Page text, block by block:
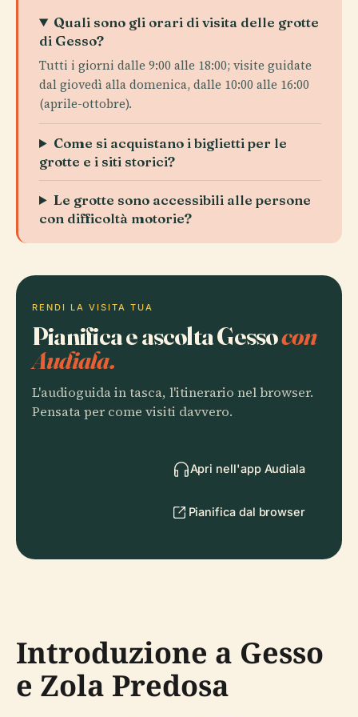
Quali sono gli orari di visita delle grotte
di Gesso?
Tutti i giorni dalle 9:00 alle 18:00; visite guidate
dal giovedì alla domenica, dalle 10:00 alle 16:00
(aprile-ottobre).
Come si acquistano i biglietti per le
grotte e i siti storici?
Le grotte sono accessibili alle persone
con difficoltà motorie?
RENDI LA VISITA TUA
Pianifica e ascolta Gessocon
Audiala.
L'audioguida in tasca, l'itinerario nel browser.
Pensata per come visiti davvero.
Apri nell'app Audiala
Pianifica dal browser
Introduzione a Gesso
e Zola Predosa